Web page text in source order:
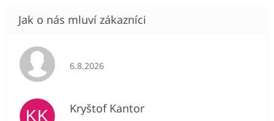
Hodnocení obchodu je 5 z 5 hvězdiček.
6.8.2026
KK Kryštof Kantor